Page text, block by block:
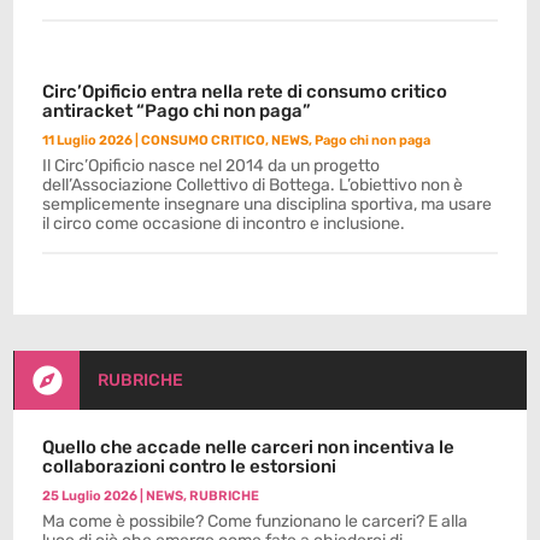
Circ’Opificio entra nella rete di consumo critico
antiracket “Pago chi non paga”
11 Luglio 2026 |CONSUMO CRITICO,NEWS,Pago chi non paga
Il Circ’Opificio nasce nel 2014 da un progetto
dell’Associazione Collettivo di Bottega. L’obiettivo non è
semplicemente insegnare una disciplina sportiva, ma usare
il circo come occasione di incontro e inclusione.
 RUBRICHE
Quello che accade nelle carceri non incentiva le
collaborazioni contro le estorsioni
25 Luglio 2026 |NEWS,RUBRICHE
Ma come è possibile? Come funzionano le carceri? E alla